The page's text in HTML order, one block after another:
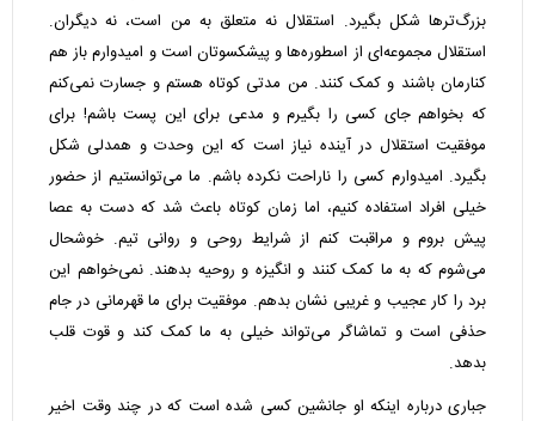
بزرگ‌ترها شکل بگیرد. استقلال نه متعلق به من است، نه دیگران.
استقلال مجموعه‌ای از اسطوره‌ها و پیشکسوتان است و امیدوارم باز هم
کنارمان باشند و کمک کنند. من مدتی کوتاه هستم و جسارت نمی‌کنم
که بخواهم جای کسی را بگیرم و مدعی برای این پست باشم! برای
موفقیت استقلال در آینده نیاز است که این وحدت و همدلی شکل
بگیرد. امیدوارم کسی را ناراحت نکرده باشم. ما می‌توانستیم از حضور
خیلی افراد استفاده کنیم، اما زمان کوتاه باعث شد که دست به عصا
پیش بروم و مراقبت کنم از شرایط روحی و روانی تیم. خوشحال
می‌شوم که به ما کمک کنند و انگیزه و روحیه بدهند. نمی‌خواهم این
برد را کار عجیب و غریبی نشان بدهم. موفقیت برای ما قهرمانی در جام
حذفی است و تماشاگر می‌تواند خیلی به ما کمک کند و قوت قلب
بدهد.
جباری درباره اینکه او جانشین کسی شده است که در چند وقت اخیر